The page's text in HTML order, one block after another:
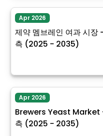
Apr 2026
제약 멤브레인 여과 시장
측 (2025 - 2035)
Apr 2026
Brewers Yeast Market
측 (2025 - 2035)